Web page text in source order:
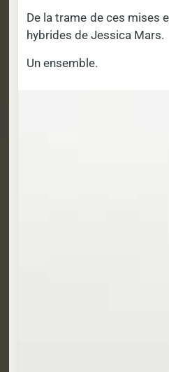
De la trame de ces mises
hybrides de Jessica Mars.
Un ensemble.